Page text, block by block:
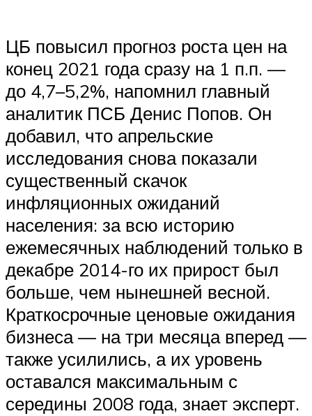
ЦБ повысил прогноз роста цен на
конец 2021 года сразу на 1 п.п. —
до 4,7–5,2%, напомнил главный
аналитик ПСБ Денис Попов. Он
добавил, что апрельские
исследования снова показали
существенный скачок
инфляционных ожиданий
населения: за всю историю
ежемесячных наблюдений только в
декабре 2014-го их прирост был
больше, чем нынешней весной.
Краткосрочные ценовые ожидания
бизнеса — на три месяца вперед —
также усилились, а их уровень
оставался максимальным с
середины 2008 года, знает эксперт.